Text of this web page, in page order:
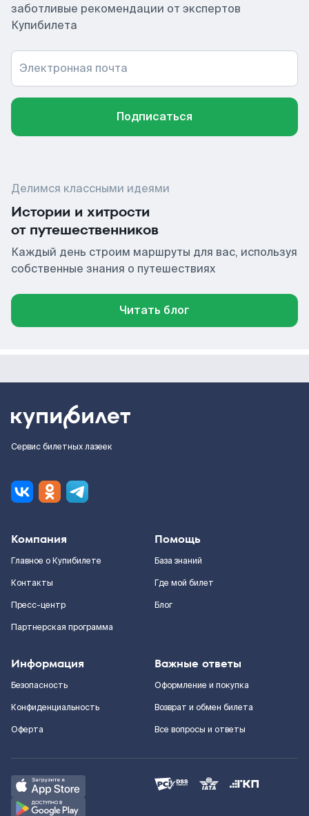
заботливые рекомендации от экспертов
Купибилета
Электронная почта
Подписаться
Делимся классными идеями
Истории и хитрости
от путешественников
Каждый день строим маршруты для вас, используя
собственные знания о путешествиях
Читать блог
Сервис билетных лазеек
Компания
Главное о Купибилете
Контакты
Пресс-центр
Партнерская программа
Помощь
База знаний
Где мой билет
Блог
Информация
Безопасность
Конфиденциальность
Оферта
Важные ответы
Оформление и покупка
Возврат и обмен билета
Все вопросы и ответы